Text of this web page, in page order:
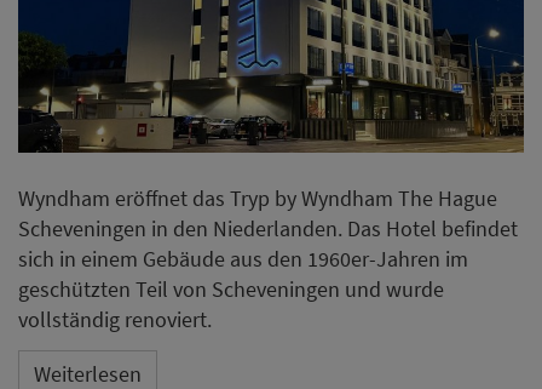
Wyndham eröffnet das Tryp by Wyndham The Hague
Scheveningen in den Niederlanden. Das Hotel befindet
sich in einem Gebäude aus den 1960er-Jahren im
geschützten Teil von Scheveningen und wurde
vollständig renoviert.
Weiterlesen